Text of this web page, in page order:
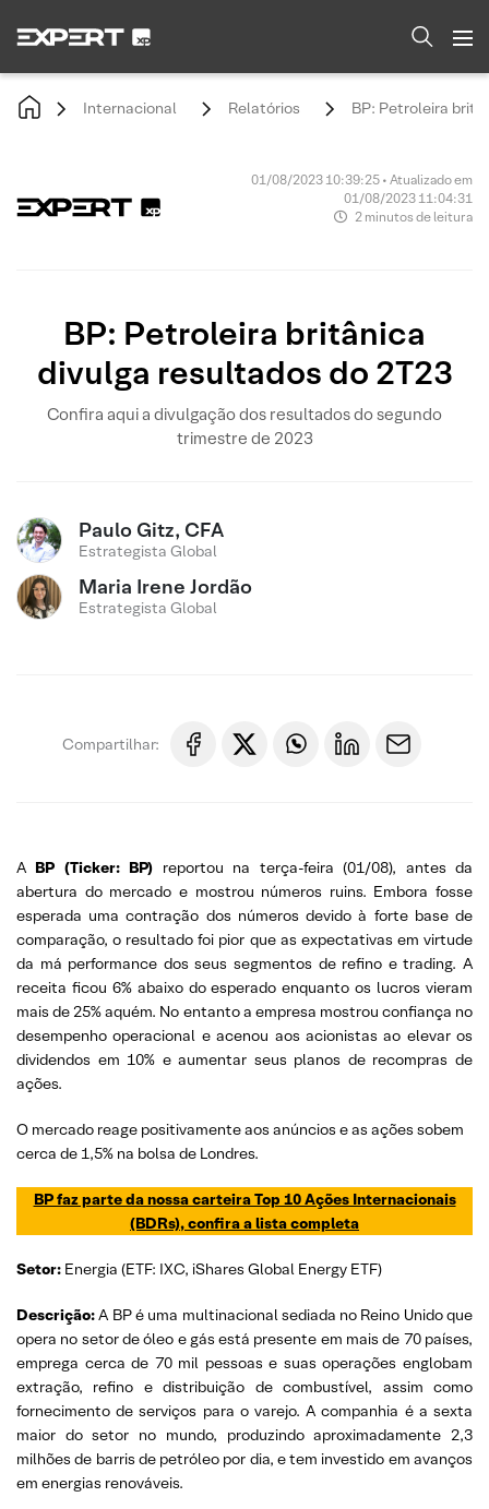
Internacional Relatórios BP: Petroleira
01/08/2023 10:39:25 • Atualizado em
01/08/2023 11:04:31
2 minutos de leitura
BP: Petroleira britânica
divulga resultados do 2T23
Confira aqui a divulgação dos resultados do segundo
trimestre de 2023
Paulo Gitz, CFA
Estrategista Global
Maria Irene Jordão
Estrategista Global
Compartilhar:
A BP (Ticker: BP) reportou na terça-feira (01/08), antes da
abertura do mercado e mostrou números ruins. Embora fosse
esperada uma contração dos números devido à forte base de
comparação, o resultado foi pior que as expectativas em virtude
da má performance dos seus segmentos de refino e trading. A
receita ficou 6% abaixo do esperado enquanto os lucros vieram
mais de 25% aquém. No entanto a empresa mostrou confiança no
desempenho operacional e acenou aos acionistas ao elevar os
dividendos em 10% e aumentar seus planos de recompras de
ações.
O mercado reage positivamente aos anúncios e as ações sobem
cerca de 1,5% na bolsa de Londres.
BP faz parte da nossa carteira Top 10 Ações Internacionais
(BDRs), confira a lista completa
Setor: Energia (ETF: IXC, iShares Global Energy ETF)
Descrição:A BP é uma multinacional sediada no Reino Unido que
opera no setor de óleo e gás está presente em mais de 70 países,
emprega cerca de 70 mil pessoas e suas operações englobam
extração, refino e distribuição de combustível, assim como
fornecimento de serviços para o varejo. A companhia é a sexta
maior do setor no mundo, produzindo aproximadamente 2,3
milhões de barris de petróleo por dia, e tem investido em avanços
em energias renováveis.